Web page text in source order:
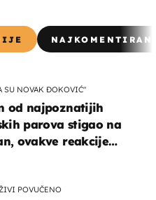
SU NOVAK ĐOKOVIĆ"
od najpoznatijih
parova stigao na
ovakve reakcije
POVUČENO